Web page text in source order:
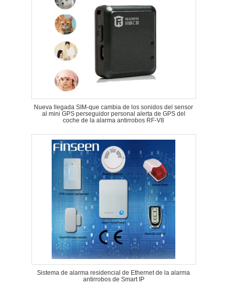
Nueva llegada SIM-que cambia de los sonidos del sensor
al mini GPS perseguidor personal alerta de GPS del
coche de la alarma antirrobos RF-V8
Sistema de alarma residencial de Ethernet de la alarma
antirrobos de Smart IP